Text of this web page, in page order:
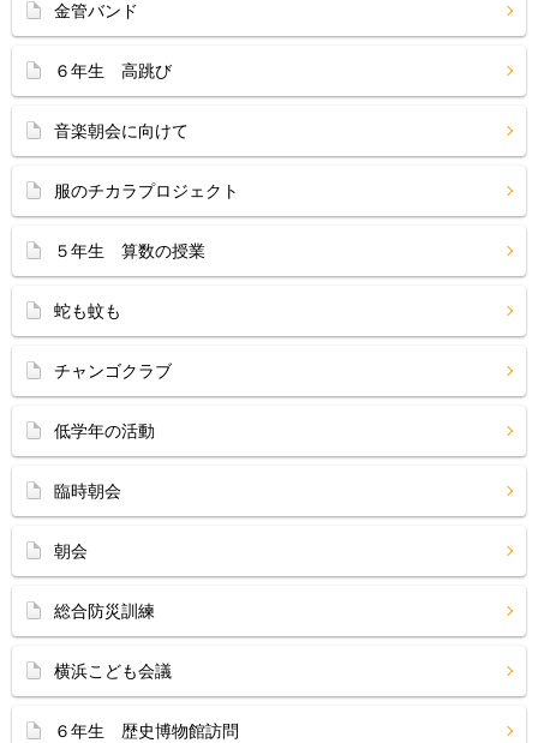
金管バンド
６年生 高跳び
音楽朝会に向けて
服のチカラプロジェクト
５年生 算数の授業
蛇も蚊も
チャンゴクラブ
低学年の活動
臨時朝会
朝会
総合防災訓練
横浜こども会議
６年生 歴史博物館訪問